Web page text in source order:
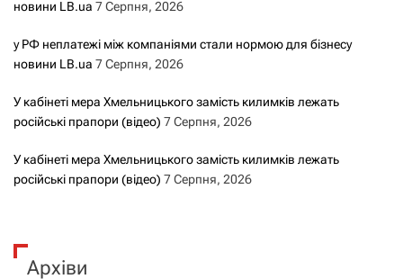
новини LB.ua 7 Серпня, 2026
у РФ неплатежі між компаніями стали нормою для бізнесу
новини LB.ua 7 Серпня, 2026
У кабінеті мера Хмельницького замість килимків лежать
російські прапори (відео) 7 Серпня, 2026
У кабінеті мера Хмельницького замість килимків лежать
російські прапори (відео) 7 Серпня, 2026
Архіви